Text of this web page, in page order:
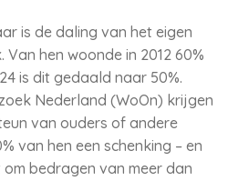
is de daling van het eigen
hen woonde in 2012 60%
is dit gedaald naar 50%.
Nederland (WoOn) krijgen
van ouders of andere
van hen een schenking – en
bedragen van meer dan